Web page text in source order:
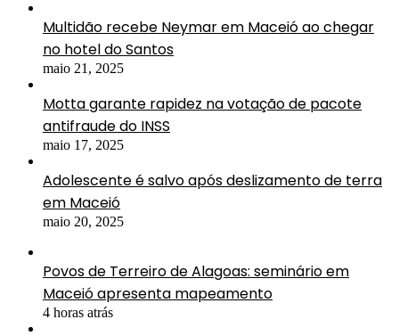
Multidão recebe Neymar em Maceió ao chegar
no hotel do Santos
maio 21, 2025
Motta garante rapidez na votação de pacote
antifraude do INSS
maio 17, 2025
Adolescente é salvo após deslizamento de terra
em Maceió
maio 20, 2025
Povos de Terreiro de Alagoas: seminário em
Maceió apresenta mapeamento
4 horas atrás